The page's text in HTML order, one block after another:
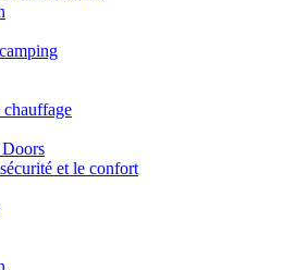
chauffage
et le confort